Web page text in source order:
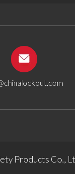
Products Co.,